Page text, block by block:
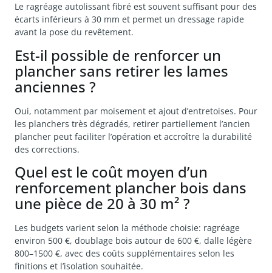
Le ragréage autolissant fibré est souvent suffisant pour des
écarts inférieurs à 30 mm et permet un dressage rapide
avant la pose du revêtement.
Est-il possible de renforcer un
plancher sans retirer les lames
anciennes ?
Oui, notamment par moisement et ajout d’entretoises. Pour
les planchers très dégradés, retirer partiellement l’ancien
plancher peut faciliter l’opération et accroître la durabilité
des corrections.
Quel est le coût moyen d’un
renforcement plancher bois dans
une pièce de 20 à 30 m² ?
Les budgets varient selon la méthode choisie: ragréage
environ 500 €, doublage bois autour de 600 €, dalle légère
800–1500 €, avec des coûts supplémentaires selon les
finitions et l’isolation souhaitée.